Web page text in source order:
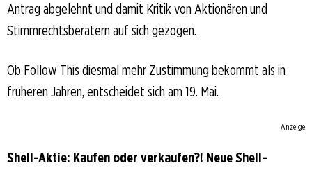
Antrag abgelehnt und damit Kritik von Aktionären und
Stimmrechtsberatern auf sich gezogen.
Ob Follow This diesmal mehr Zustimmung bekommt als in
früheren Jahren, entscheidet sich am 19. Mai.
Anzeige
Shell-Aktie: Kaufen oder verkaufen?! Neue Shell-